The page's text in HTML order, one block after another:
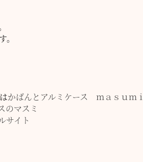
かばんとアルミケース ｍａｓｕｍｉ
のマスミ
サイト